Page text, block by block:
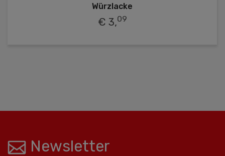
Würzlacke
€ 3,09
Newsletter